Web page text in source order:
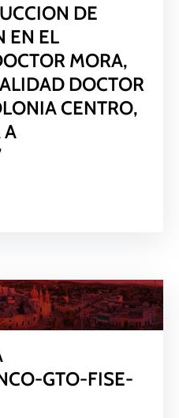
DE
EN EL
MORA,
DOCTOR
CENTRO,
A
GTO-FISE-